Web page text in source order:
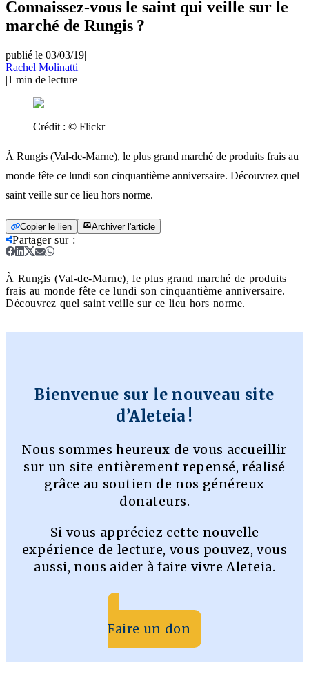
Connaissez-vous le saint qui veille sur le
marché de Rungis ?
publié le 03/03/19|
Rachel Molinatti
|1 min de lecture
Crédit : © Flickr
À Rungis (Val-de-Marne), le plus grand marché de produits frais au
monde fête ce lundi son cinquantième anniversaire. Découvrez quel
saint veille sur ce lieu hors norme.
Copier le lien Archiver l'article
Partager sur:
À Rungis (Val-de-Marne), le plus grand marché de produits
frais au monde fête ce lundi son cinquantième anniversaire.
Découvrez quel saint veille sur ce lieu hors norme.
Bienvenue sur le nouveau site
d’Aleteia !
Nous sommes heureux de vous accueillir
sur un site entièrement repensé, réalisé
grâce au soutien de nos généreux
donateurs.
Si vous appréciez cette nouvelle
expérience de lecture, vous pouvez, vous
aussi, nous aider à faire vivre Aleteia.
Faire un don